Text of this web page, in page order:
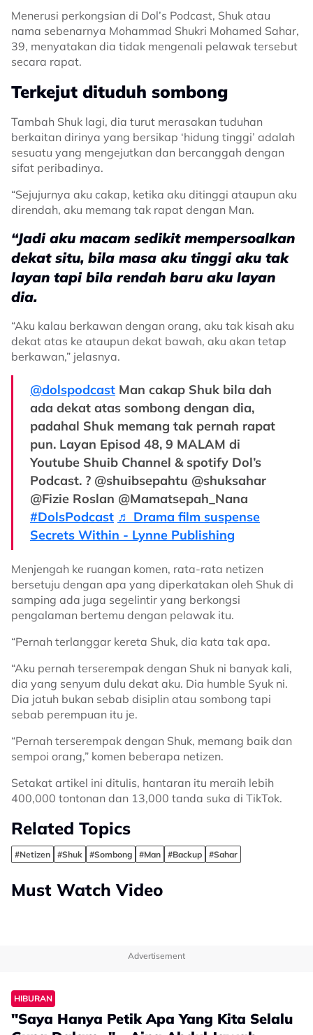
Menerusi perkongsian di Dol’s Podcast, Shuk atau
nama sebenarnya Mohammad Shukri Mohamed Sahar,
39, menyatakan dia tidak mengenali pelawak tersebut
secara rapat.
Terkejut dituduh sombong
Tambah Shuk lagi, dia turut merasakan tuduhan
berkaitan dirinya yang bersikap ‘hidung tinggi’ adalah
sesuatu yang mengejutkan dan bercanggah dengan
sifat peribadinya.
“Sejujurnya aku cakap, ketika aku ditinggi ataupun aku
direndah, aku memang tak rapat dengan Man.
“Jadi aku macam sedikit mempersoalkan
dekat situ, bila masa aku tinggi aku tak
layan tapi bila rendah baru aku layan
dia.
“Aku kalau berkawan dengan orang, aku tak kisah aku
dekat atas ke ataupun dekat bawah, aku akan tetap
berkawan,” jelasnya.
@dolspodcast Man cakap Shuk bila dah
ada dekat atas sombong dengan dia,
padahal Shuk memang tak pernah rapat
pun. Layan Episod 48, 9 MALAM di
Youtube Shuib Channel & spotify Dol’s
Podcast. ? @shuibsepahtu @shuksahar
@Fizie Roslan @Mamatsepah_Nana
#DolsPodcast ♬ Drama film suspense
Secrets Within - Lynne Publishing
Menjengah ke ruangan komen, rata-rata netizen
bersetuju dengan apa yang diperkatakan oleh Shuk di
samping ada juga segelintir yang berkongsi
pengalaman bertemu dengan pelawak itu.
“Pernah terlanggar kereta Shuk, dia kata tak apa.
“Aku pernah terserempak dengan Shuk ni banyak kali,
dia yang senyum dulu dekat aku. Dia humble Syuk ni.
Dia jatuh bukan sebab disiplin atau sombong tapi
sebab perempuan itu je.
“Pernah terserempak dengan Shuk, memang baik dan
sempoi orang,” komen beberapa netizen.
Setakat artikel ini ditulis, hantaran itu meraih lebih
400,000 tontonan dan 13,000 tanda suka di TikTok.
Related Topics
#Netizen #Shuk #Sombong #Man #Backup #Sahar
Must Watch Video
Advertisement
HIBURAN
"Saya Hanya Petik Apa Yang Kita Selalu